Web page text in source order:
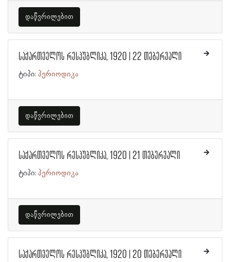
დაწვრილებით
საქართველოს რესპუბლიკა, 1920 | 22 თებერვალი
ტიპი: პერიოდიკა
დაწვრილებით
საქართველოს რესპუბლიკა, 1920 | 21 თებერვალი
ტიპი: პერიოდიკა
დაწვრილებით
საქართველოს რესპუბლიკა, 1920 | 20 თებერვალი